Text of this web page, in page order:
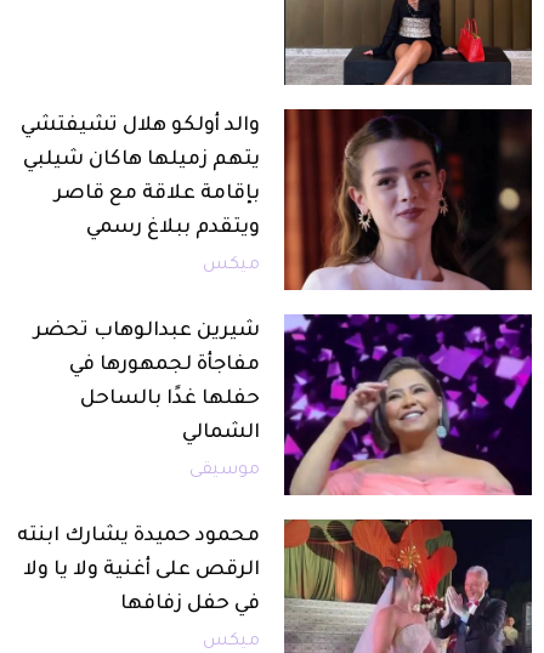
والد أولكو هلال تشيفتشي
يتهم زميلها هاكان شيلبي
بإقامة علاقة مع قاصر
ويتقدم ببلاغ رسمي
ميكس
شيرين عبدالوهاب تحضر
مفاجأة لجمهورها في
حفلها غدًا بالساحل
الشمالي
موسيقى
محمود حميدة يشارك ابنته
الرقص على أغنية ولا يا ولا
في حفل زفافها
ميكس